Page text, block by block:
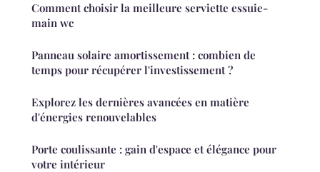
Comment choisir la meilleure serviette essuie-
main wc
Panneau solaire amortissement : combien de
temps pour récupérer l'investissement ?
Explorez les dernières avancées en matière
d'énergies renouvelables
Porte coulissante : gain d'espace et élégance pour
votre intérieur